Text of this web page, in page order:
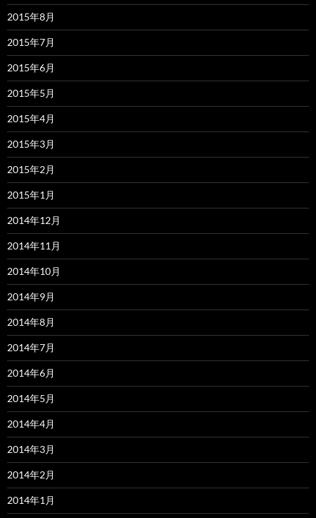
2015年8月
2015年7月
2015年6月
2015年5月
2015年4月
2015年3月
2015年2月
2015年1月
2014年12月
2014年11月
2014年10月
2014年9月
2014年8月
2014年7月
2014年6月
2014年5月
2014年4月
2014年3月
2014年2月
2014年1月